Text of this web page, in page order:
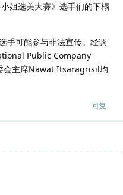
姐选美大赛》选手们的下榻
手可能参与非法宣传。经调
Public Company
会主席Nawat Itsaragrisil均
回复